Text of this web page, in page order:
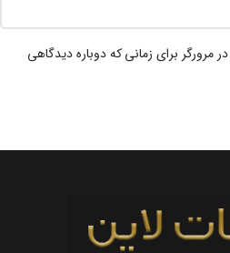
مرورگر برای زمانی که دوباره دیدگاهی